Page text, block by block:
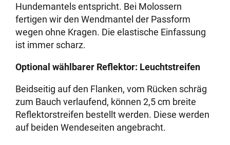
Hundemantels entspricht. Bei Molossern
fertigen wir den Wendmantel der Passform
wegen ohne Kragen. Die elastische Einfassung
ist immer scharz.
Optional wählbarer Reflektor: Leuchtstreifen
Beidseitig auf den Flanken, vom Rücken schräg
zum Bauch verlaufend, können 2,5 cm breite
Reflektorstreifen bestellt werden. Diese werden
auf beiden Wendeseiten angebracht.